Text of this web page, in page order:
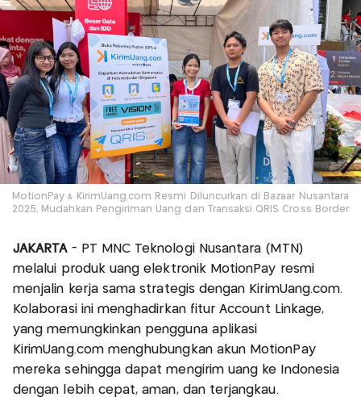
MotionPay & KirimUang.com Resmi Diluncurkan di Bazaar Nusantara
2025, Mudahkan Pengiriman Uang dan Transaksi QRIS Cross Border
JAKARTA- PT MNC Teknologi Nusantara (MTN)
melalui produk uang elektronik MotionPay resmi
menjalin kerja sama strategis dengan KirimUang.com.
Kolaborasi ini menghadirkan fitur Account Linkage,
yang memungkinkan pengguna aplikasi
KirimUang.com menghubungkan akun MotionPay
mereka sehingga dapat mengirim uang ke Indonesia
dengan lebih cepat, aman, dan terjangkau.